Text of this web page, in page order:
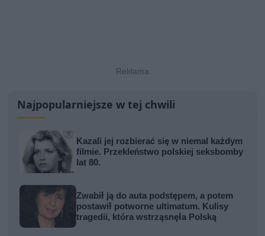
Najpopularniejsze w tej chwili
Kazali jej rozbierać się w niemal każdym
filmie. Przekleństwo polskiej seksbomby
lat 80.
Zwabił ją do auta podstępem, a potem
postawił potworne ultimatum. Kulisy
tragedii, która wstrząsnęła Polską